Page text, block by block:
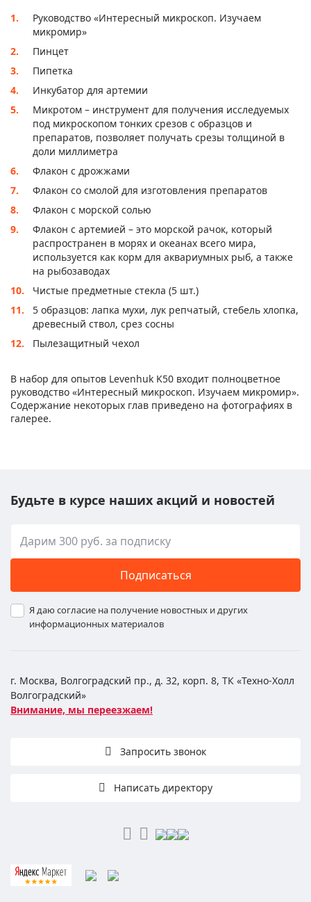
Руководство «Интересный микроскоп. Изучаем
микромир»
Пинцет
Пипетка
Инкубатор для артемии
Микротом – инструмент для получения исследуемых
под микроскопом тонких срезов с образцов и
препаратов, позволяет получать срезы толщиной в
доли миллиметра
Флакон с дрожжами
Флакон со смолой для изготовления препаратов
Флакон с морской солью
Флакон с артемией – это морской рачок, который
распространен в морях и океанах всего мира,
используется как корм для аквариумных рыб, а также
на рыбозаводах
Чистые предметные стекла (5 шт.)
5 образцов: лапка мухи, лук репчатый, стебель хлопка,
древесный ствол, срез сосны
Пылезащитный чехол
В набор для опытов Levenhuk K50 входит полноцветное
руководство «Интересный микроскоп. Изучаем микромир».
Содержание некоторых глав приведено на фотографиях в
галерее.
Будьте в курсе наших акций и новостей
Подписаться
Я даю согласие на получение новостных и других
информационных материалов
г. Москва, Волгоградский пр., д. 32, корп. 8, ТК «Техно-Холл
Волгоградский»
Внимание, мы переезжаем!
Запросить звонок
Написать директору